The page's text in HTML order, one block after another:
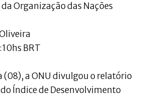
Organização das Nações
BRT
a ONU divulgou o relatório
Índice de Desenvolvimento